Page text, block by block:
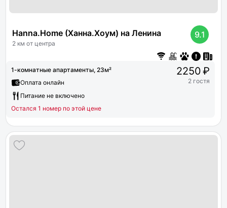
Hanna.Home (Ханна.Хоум) на Ленина
2 км от центра
9.1
1-комнатные апартаменты, 23м²
Оплата онлайн
Питание не включено
Остался 1 номер по этой цене
2250 ₽
2 гостя